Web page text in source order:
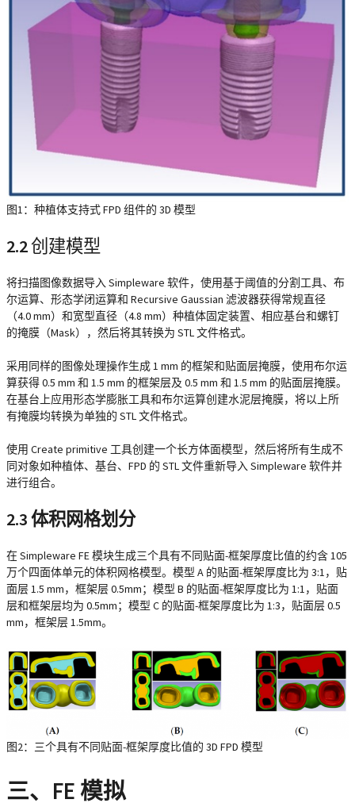
图1：种植体支持式 FPD 组件的 3D 模型
2.2创建模型
将扫描图像数据导入 Simpleware 软件，使用基于阈值的分割工具、布
尔运算、形态学闭运算和 Recursive Gaussian 滤波器获得常规直径
（4.0 mm）和宽型直径（4.8 mm）种植体固定装置、相应基台和螺钉
的掩膜（Mask），然后将其转换为 STL 文件格式。
采用同样的图像处理操作生成 1 mm 的框架和贴面层掩膜，使用布尔运
算获得 0.5 mm 和 1.5 mm 的框架层及 0.5 mm 和 1.5 mm 的贴面层掩膜。
在基台上应用形态学膨胀工具和布尔运算创建水泥层掩膜，将以上所
有掩膜均转换为单独的 STL 文件格式。
使用 Create primitive 工具创建一个长方体面模型，然后将所有生成不
同对象如种植体、基台、FPD 的 STL 文件重新导入 Simpleware 软件并
进行组合。
2.3 体积网格划分
在 Simpleware FE 模块生成三个具有不同贴面-框架厚度比值的约含 105
万个四面体单元的体积网格模型。模型 A 的贴面-框架厚度比为 3:1，贴
面层 1.5 mm，框架层 0.5mm；模型 B 的贴面-框架厚度比为 1:1，贴面
层和框架层均为 0.5mm；模型 C 的贴面-框架厚度比为 1:3，贴面层 0.5
mm，框架层 1.5mm。
图2：三个具有不同贴面-框架厚度比值的 3D FPD 模型
三、FE 模拟